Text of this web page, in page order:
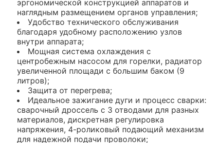
эргономической конструкцией аппаратов и
наглядным размещением органов управления;
Удобство технического обслуживания
благодаря удобному расположению узлов
внутри аппарата;
Мощная система охлаждения с
центробежным насосом для горелки, радиатор
увеличенной площади с большим баком (9
литров);
Защита от перегрева;
Идеальное зажигание дуги и процесс сварки:
сварочный дроссель с 3 отводами для разных
материалов, дискретная регулировка
напряжения, 4-роликовый подающий механизм
для надежной подачи проволоки;